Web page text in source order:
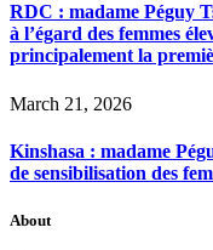
RDC : madame Péguy
à l’égard des femmes
principalement la
March 21, 2026
Kinshasa : madame
de sensibilisation des
About